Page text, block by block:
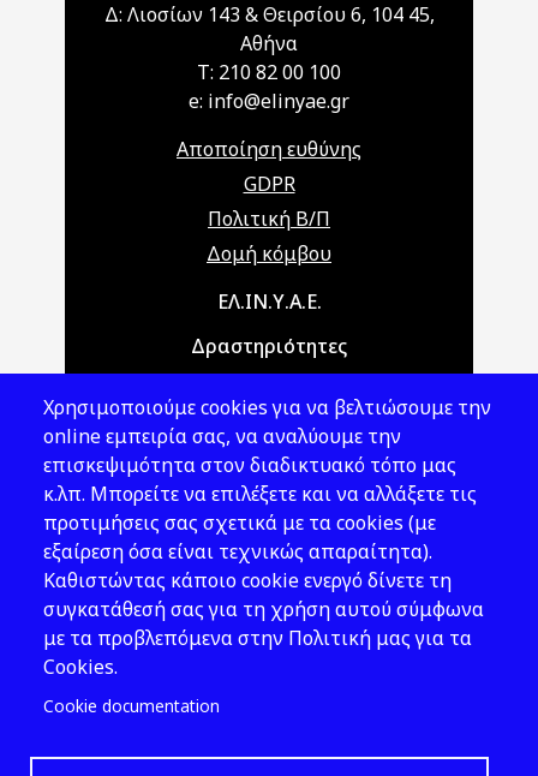
Δ: Λιοσίων 143 & Θειρσίου 6, 104 45,
Αθήνα
T: 210 82 00 100
e: info@elinyae.gr
Αποποίηση ευθύνης
GDPR
Πολιτική Β/Π
Δομή κόμβου
Main navigationΕΛ.ΙΝ.Υ.Α.Ε.
Δραστηριότητες
Νομοθεσία
Εκδόσεις
Νέα - Εκδηλώσεις
Ακολουθήστε μας
Χρησιμοποιούμε cookies για να βελτιώσουμε την
online εμπειρία σας, να αναλύουμε την
επισκεψιμότητα στον διαδικτυακό τόπο μας
κ.λπ. Μπορείτε να επιλέξετε και να αλλάξετε τις
προτιμήσεις σας σχετικά με τα cookies (με
εξαίρεση όσα είναι τεχνικώς απαραίτητα).
Καθιστώντας κάποιο cookie ενεργό δίνετε τη
συγκατάθεσή σας για τη χρήση αυτού σύμφωνα
με τα προβλεπόμενα στην Πολιτική μας για τα
Cookies.
Cookie documentation